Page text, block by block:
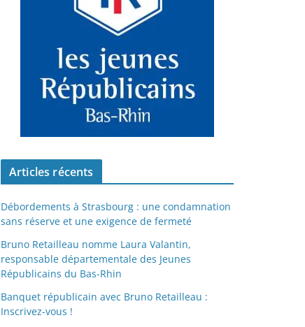
Articles récents
Débordements à Strasbourg : une condamnation
sans réserve et une exigence de fermeté
Bruno Retailleau nomme Laura Valantin,
responsable départementale des Jeunes
Républicains du Bas-Rhin
Banquet républicain avec Bruno Retailleau :
Inscrivez-vous !